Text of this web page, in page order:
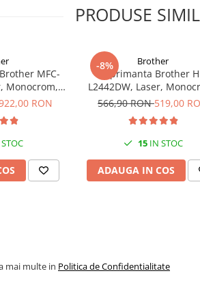
această clasă
pagini cu cea mai mare
clasă HP.
mari.
la fiecare pas, cu
PRODUSE
MFC-
Monocrom,
A4, Duplex,
RON
-8% Brother
Imprimanta Brother
L2442DW, Laser,
A4, 30 ppm, Wireless,
566,90 RON519,00
15IN STOC
ADAUGA IN COS
mai multe in Politica de Confidentialitate